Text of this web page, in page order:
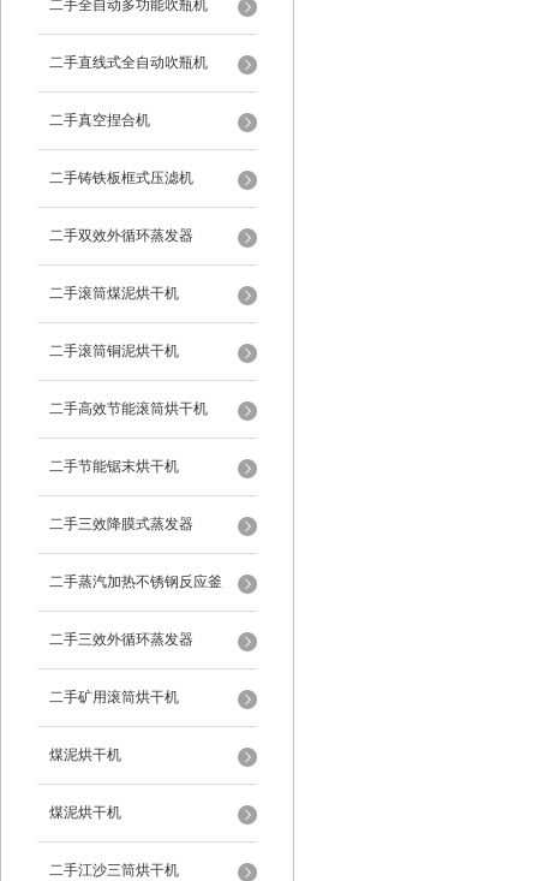
二手全自动多功能吹瓶机
二手直线式全自动吹瓶机
二手真空捏合机
二手铸铁板框式压滤机
二手双效外循环蒸发器
二手滚筒煤泥烘干机
二手滚筒铜泥烘干机
二手高效节能滚筒烘干机
二手节能锯末烘干机
二手三效降膜式蒸发器
二手蒸汽加热不锈钢反应釜
二手三效外循环蒸发器
二手矿用滚筒烘干机
煤泥烘干机
煤泥烘干机
二手江沙三筒烘干机